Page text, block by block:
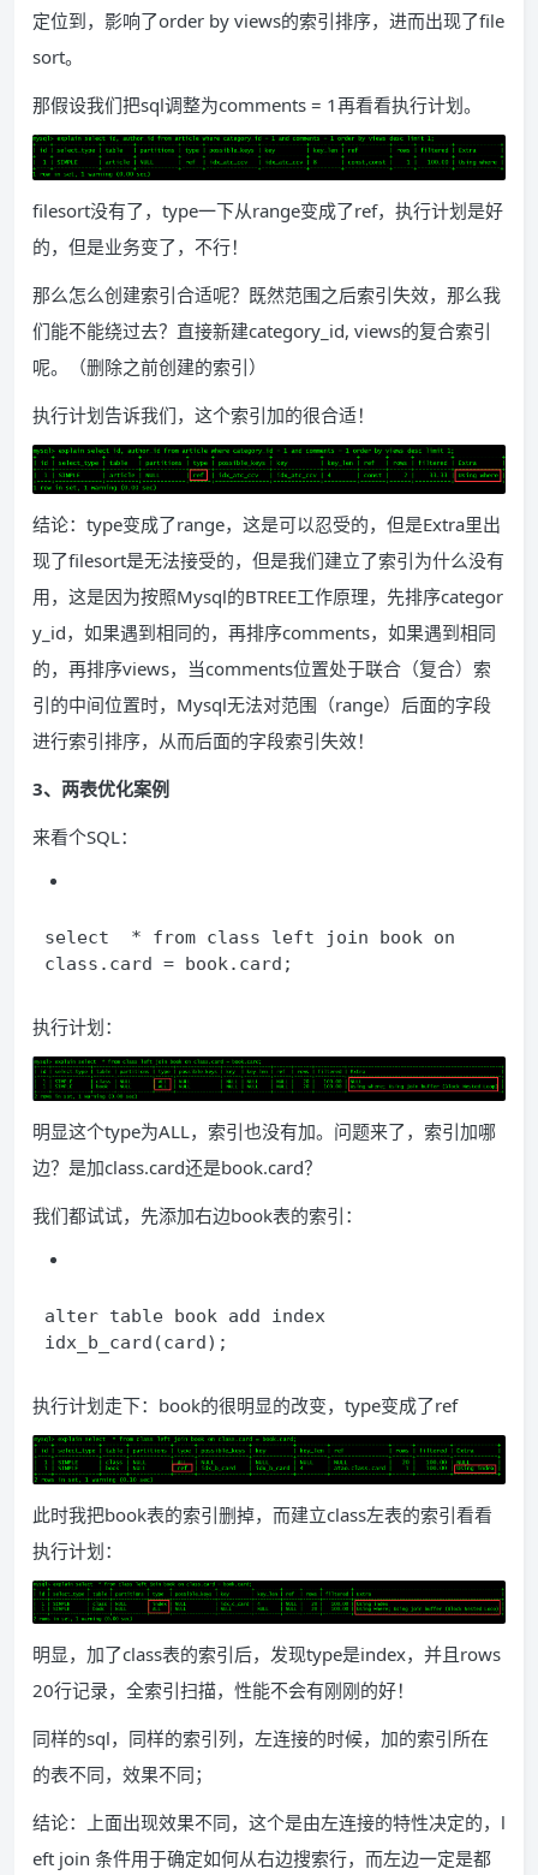
定位到，影响了order by views的索引排序，进而出现了file
sort。
那假设我们把sql调整为comments = 1再看看执行计划。
filesort没有了，type一下从range变成了ref，执行计划是好
的，但是业务变了，不行！
那么怎么创建索引合适呢？既然范围之后索引失效，那么我
们能不能绕过去？直接新建category_id, views的复合索引
呢。（删除之前创建的索引）
执行计划告诉我们，这个索引加的很合适！
结论：type变成了range，这是可以忍受的，但是Extra里出
现了filesort是无法接受的，但是我们建立了索引为什么没有
用，这是因为按照Mysql的BTREE工作原理，先排序categor
y_id，如果遇到相同的，再排序comments，如果遇到相同
的，再排序views，当comments位置处于联合（复合）索
引的中间位置时，Mysql无法对范围（range）后面的字段
进行索引排序，从而后面的字段索引失效！
3、两表优化案例
来看个SQL：
select  * from class left join book on
class.card = book.card;
执行计划：
明显这个type为ALL，索引也没有加。问题来了，索引加哪
边？是加class.card还是book.card？
我们都试试，先添加右边book表的索引：
alter table book add index
idx_b_card(card);
执行计划走下：book的很明显的改变，type变成了ref
此时我把book表的索引删掉，而建立class左表的索引看看
执行计划：
明显，加了class表的索引后，发现type是index，并且rows
20行记录，全索引扫描，性能不会有刚刚的好！
同样的sql，同样的索引列，左连接的时候，加的索引所在
的表不同，效果不同；
结论：上面出现效果不同，这个是由左连接的特性决定的，l
eft join 条件用于确定如何从右边搜索行，而左边一定是都